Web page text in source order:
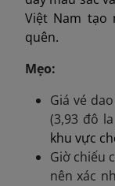
Việt Nam tạo
quên.
Mẹo:
Giá vé
(3,93 đô
khu vực
Giờ chiếu
nên xác